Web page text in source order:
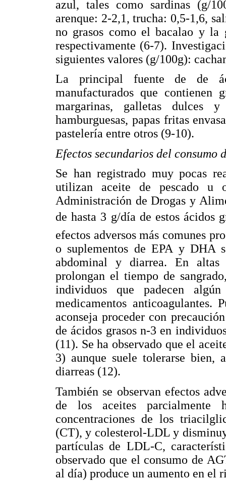
azul, tales como sardinas (g/
arenque: 2-2,1, trucha: 0,5-1,6,
no grasos como el bacalao y la
respectivamente (6-7).
siguientes valores (g/100g):
La principal fuente de de
manufacturados que contienen
margarinas, galletas dulces y
hamburguesas, papas fritas
pastelería entre otros (9-10).
Efectos secundarios del consumo
Se han registrado muy pocas
utilizan aceite de pescado u
Administración de Drogas y
de hasta 3 g/día de estos ácidos
efectos adversos más comunes
o suplementos de EPA y DHA
abdominal y diarrea. En altas
prolongan el tiempo de
individuos que padecen
medicamentos anticoagulantes.
aconseja proceder con
de ácidos grasos n-3 en
(11). Se ha observado que el
3) aunque suele tolerarse bien,
diarreas (12).
También se observan efectos
de los aceites parcialmente
concentraciones de los
(CT), y colesterol-LDL y
partículas de LDL-C,
observado que el consumo de
al día) produce un aumento en el